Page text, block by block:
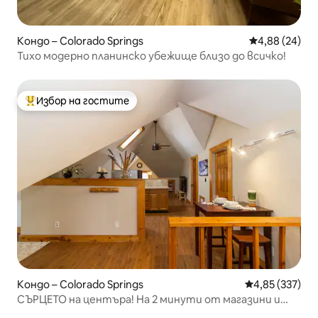
Кондо – Colorado Springs Средна
4,88 (24)
Тихо модерно планинско убежище близо до всичко!
Най-популярен избор на гостите
Избор на гостите
Кондо – Colorado Springs Средна
4,85 (337)
СЪРЦЕТО на центъра! На 2 минути от магазини и